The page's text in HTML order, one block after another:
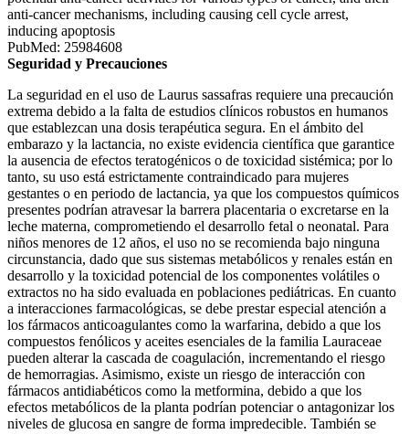
anti-cancer mechanisms, including causing cell cycle arrest,
inducing apoptosis
PubMed: 25984608
Seguridad y Precauciones
La seguridad en el uso de Laurus sassafras requiere una precaución
extrema debido a la falta de estudios clínicos robustos en humanos
que establezcan una dosis terapéutica segura. En el ámbito del
embarazo y la lactancia, no existe evidencia científica que garantice
la ausencia de efectos teratogénicos o de toxicidad sistémica; por lo
tanto, su uso está estrictamente contraindicado para mujeres
gestantes o en periodo de lactancia, ya que los compuestos químicos
presentes podrían atravesar la barrera placentaria o excretarse en la
leche materna, comprometiendo el desarrollo fetal o neonatal. Para
niños menores de 12 años, el uso no se recomienda bajo ninguna
circunstancia, dado que sus sistemas metabólicos y renales están en
desarrollo y la toxicidad potencial de los componentes volátiles o
extractos no ha sido evaluada en poblaciones pediátricas. En cuanto
a interacciones farmacológicas, se debe prestar especial atención a
los fármacos anticoagulantes como la warfarina, debido a que los
compuestos fenólicos y aceites esenciales de la familia Lauraceae
pueden alterar la cascada de coagulación, incrementando el riesgo
de hemorragias. Asimismo, existe un riesgo de interacción con
fármacos antidiabéticos como la metformina, debido a que los
efectos metabólicos de la planta podrían potenciar o antagonizar los
niveles de glucosa en sangre de forma impredecible. También se